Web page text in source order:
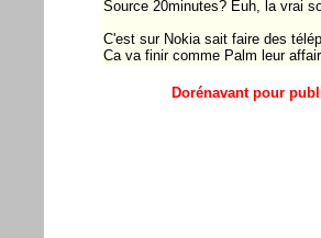
Source 20minutes? Euh, la vrai
C'est sur Nokia sait faire des
Ca va finir comme Palm leur
Dorénavant pour